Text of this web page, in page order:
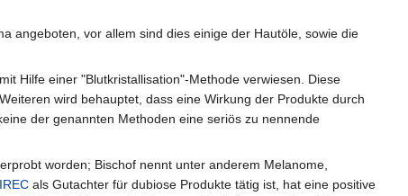
angeboten, vor allem sind dies einige der Hautöle, sowie die
Hilfe einer "Blutkristallisation"-Methode verwiesen. Diese
wird behauptet, dass eine Wirkung der Produkte durch
der genannten Methoden eine seriös zu nennende
worden; Bischof nennt unter anderem Melanome,
als Gutachter für dubiose Produkte tätig ist, hat eine positive